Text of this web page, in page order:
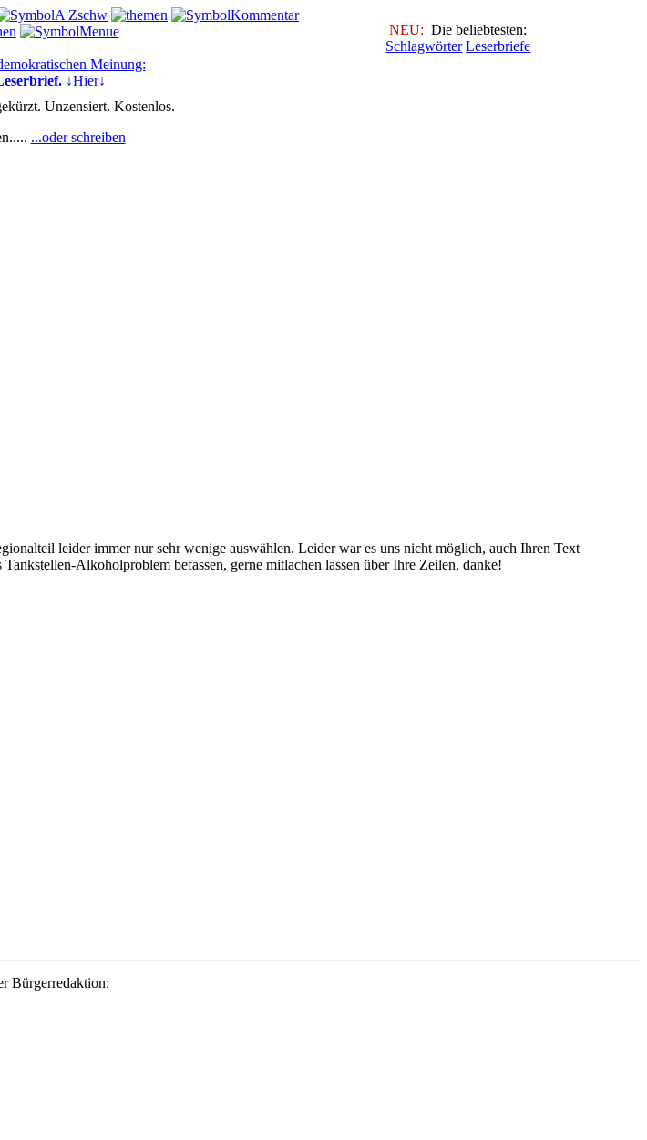
Meinung:
↓Hier↓
Unzensiert. Kostenlos.
...oder schreiben
NEU: Die beliebtesten:
Schlagwörter Leserbriefe
leider immer nur sehr wenige auswählen. Leider war es uns nicht möglich, auch Ihren Text
Alkoholproblem befassen, gerne mitlachen lassen über Ihre Zeilen, danke!
Bürgerredaktion: